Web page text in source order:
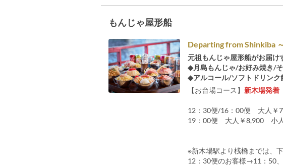
もんじゃ屋形船
Departing from Shinkiba
元祖もんじゃ屋形船がお届
◆月島もんじゃ/お好み焼き/
◆アルコール/ソフトドリンク
【お台場コース】 新木場発
12：30便/16：00便 大人￥
19：00便 大人￥8,900 小
※新木場駅より桟橋までは、
12：30便のお客様→11：50